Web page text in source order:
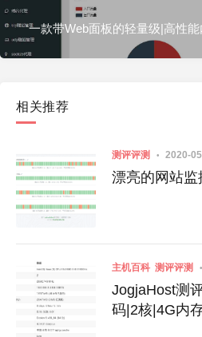
一款带Web面板的轻量级|高性
相关推荐
测评评测 2020-
漂亮的网站监
主机百科 测评评测
JogjaHost测
码|2核|4G内